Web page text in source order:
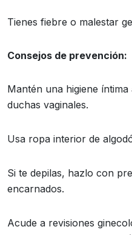
Tienes fiebre o malestar
Consejos de prevención:
Mantén una higiene
duchas vaginales.
Usa ropa interior de
Si te depilas, hazlo con
encarnados.
Acude a revisiones